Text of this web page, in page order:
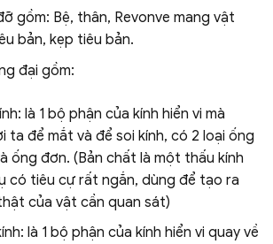
gồm: Bệ, thân, Revonve mang vật
bản, kẹp tiêu bản.
đại gồm:
là 1 bộ phận của kính hiển vi mà
ta để mắt và để soi kính, có 2 loại ống
ống đơn. (Bản chất là một thấu kính
có tiêu cự rất ngắn, dùng để tạo ra
của vật cần quan sát)
là 1 bộ phận của kính hiển vi quay về